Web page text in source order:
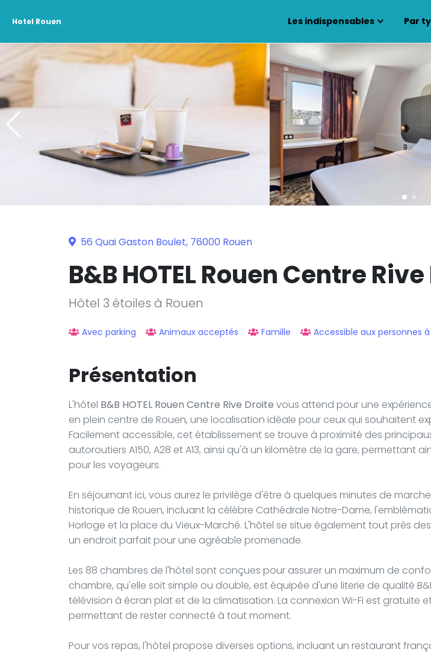
Hotel Rouen Les indispensables Par
56 Quai Gaston Boulet, 76000 Rouen
B&B HOTEL Rouen Centre
Hôtel 3 étoiles à Rouen
Avec parking Animaux acceptés Famille Accessible aux personnes
Présentation
L'hôtel B&B HOTEL Rouen Centre Rive Droite vous attend pour une
en plein centre de Rouen, une localisation idéale pour ceux qui souhaitent
Facilement accessible, cet établissement se trouve à proximité des
autoroutiers A150, A28 et A13, ainsi qu'à un kilomètre de la gare, permettant
pour les voyageurs.
En séjournant ici, vous aurez le privilège d'être à quelques minutes de
historique de Rouen, incluant la célèbre Cathédrale Notre-Dame,
Horloge et la place du Vieux-Marché. L'hôtel se situe également tout près
un endroit parfait pour une agréable promenade.
Les 88 chambres de l'hôtel sont conçues pour assurer un maximum de
chambre, qu'elle soit simple ou double, est équipée d'une literie de qualité
télévision à écran plat et de la climatisation. La connexion Wi-Fi est gratuite
permettant de rester connecté à tout moment.
Pour vos repas, l'hôtel propose diverses options, incluant un restaurant